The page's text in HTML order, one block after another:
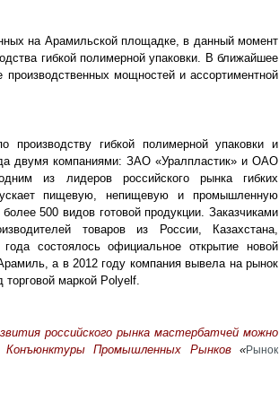
на Арамильской площадке, в данный момент
гибкой полимерной упаковки. В ближайшее
мощностей и ассортиментной
производству гибкой полимерной упаковки и
двумя компаниями: ЗАО «Уралпластик» и ОАО
из лидеров российского рынка гибких
пищевую, непищевую и промышленную
500 видов готовой продукции. Заказчиками
товаров из России, Казахстана,
состоялось официальное открытие новой
а в 2012 году компания вывела на рынок
маркой Polyelf.
российского рынка мастербатчей можно
Промышленных Рынков
«Рынок